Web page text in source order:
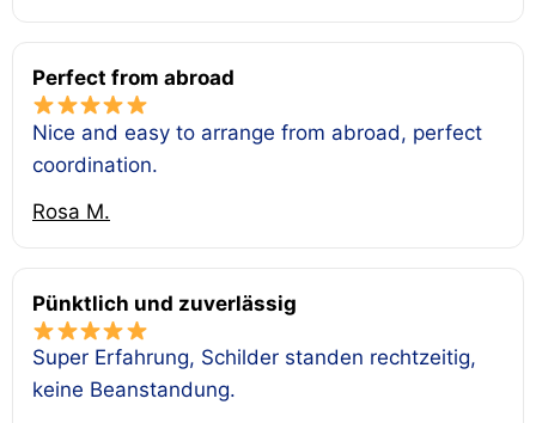
Perfect from abroad
Nice and easy to arrange from abroad, perfect
coordination.
Rosa M.
Pünktlich und zuverlässig
Super Erfahrung, Schilder standen rechtzeitig,
keine Beanstandung.